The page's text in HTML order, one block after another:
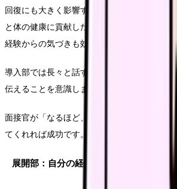
回復にも大きく影響することに気づき、美容
と体の健康に貢献したいと考えるようになり
経験からの気づきも効果的です。
導入部では長々と話すのではなく、最も印象
伝えることを意識しましょう。
面接官が「なるほど、それはどういうことで
てくれれば成功です。
展開部：自分の経験・スキルとの関連性